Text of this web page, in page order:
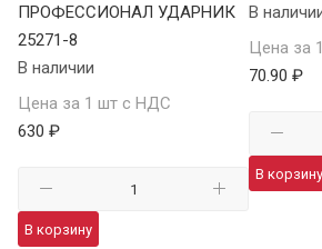
ПРОФЕССИОНАЛ УДАРНИК
25271-8
В наличии
Цена за 1 шт с НДС
630 ₽
В корзину
В
Цена за
70.90 ₽
В корзину